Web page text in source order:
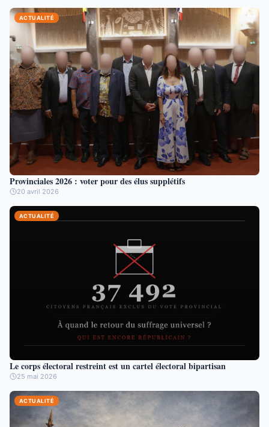
ACTUALITÉ
Provinciales 2026 : voter pour des élus supplétifs
20 avril 2026
ACTUALITÉ
Le corps électoral restreint est un cartel électoral bipartisan
25 mai 2026
ACTUALITÉ